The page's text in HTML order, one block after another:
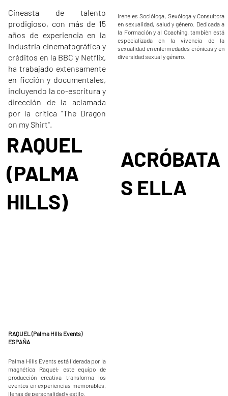
RAQUEL
(PALMA
HILLS)
ACRÓBATA
S ELLA
RAQUEL (Palma Hills Events)
ESPAÑA​
Palma Hills Events está liderada por la
magnética Raquel; este equipo de
producción creativa transforma los
eventos en experiencias memorables,
llenas de personalidad y estilo.
Cineasta de talento
prodigioso, con más de 15
años de experiencia en la
industria cinematográfica y
créditos en la BBC y Netflix,
ha trabajado extensamente
en ficción y documentales,
incluyendo la co-escritura y
dirección de la aclamada
por la crítica "The Dragon
on my Shirt".
Irene es Socióloga, Sexóloga y Consultora
en sexualidad, salud y género. Dedicada a
la Formación y al Coaching, también está
especializada en la vivencia de la
sexualidad en enfermedades crónicas y en
diversidad sexual y género.